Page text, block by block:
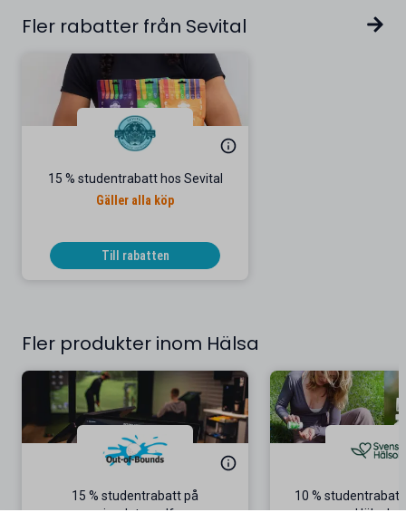
Fler rabatter från Sevital
15 % studentrabatt hos Sevital
Gäller alla köp
Till rabatten
Fler produkter inom Hälsa
15 % studentrabatt på
simulatorgolf
10 %